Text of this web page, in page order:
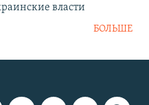
власти
БОЛЬШЕ